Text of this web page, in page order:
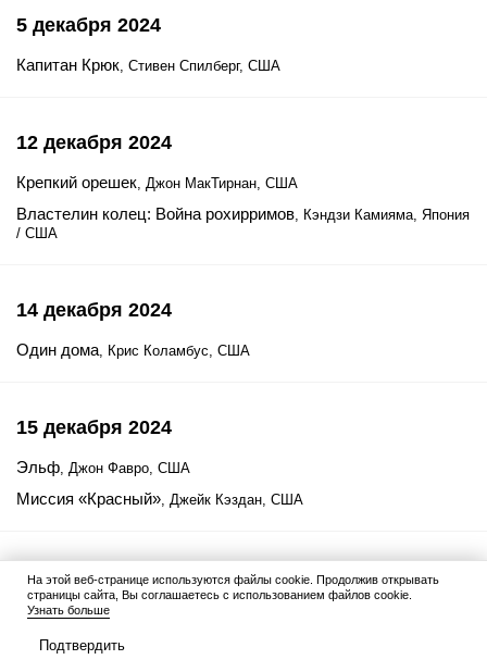
5 декабря 2024
Капитан Крюк, Стивен Спилберг, США
12 декабря 2024
Крепкий орешек, Джон МакТирнан, США
Властелин колец: Война рохирримов, Кэндзи Камияма, Япония
/ США
14 декабря 2024
Один дома, Крис Коламбус, США
15 декабря 2024
Эльф, Джон Фавро, США
Миссия «Красный», Джейк Кэздан, США
16 декабря 2024
Рождественские каникулы
На этой веб-странице используются файлы cookie. Продолжив открывать
страницы сайта, Вы соглашаетесь с использованием файлов cookie.
Узнать больше
Подтвердить